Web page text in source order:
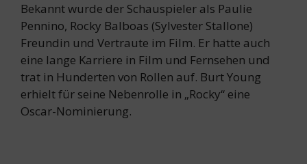
Bekannt wurde der Schauspieler als Paulie
Pennino, Rocky Balboas (Sylvester Stallone)
Freundin und Vertraute im Film. Er hatte auch
eine lange Karriere in Film und Fernsehen und
trat in Hunderten von Rollen auf. Burt Young
erhielt für seine Nebenrolle in „Rocky“ eine
Oscar-Nominierung.